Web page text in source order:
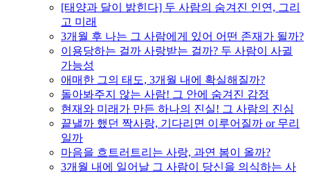
[태양과 달이 밝힌다] 두 사람의 숨겨진 인연, 그리
고 미래
3개월 후 나는 그 사람에게 있어 어떤 존재가 될까?
이용당하는 걸까 사랑받는 걸까? 두 사람이 사귈
가능성
애매한 그의 태도, 3개월 내에 확실해질까?
돌아봐주지 않는 사람! 그 안에 숨겨진 감정
현재와 미래가 만든 하나의 진실! 그 사람의 진심
끝낼까 했던 짝사랑, 기다리면 이루어질까 or 무리
일까
마음을 흐트러트리는 사랑, 과연 봄이 올까?
3개월 내에 일어날 그 사람이 당신을 의식하는 사